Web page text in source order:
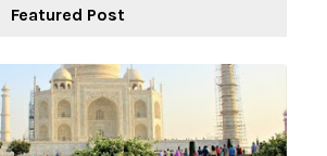
Featured Post